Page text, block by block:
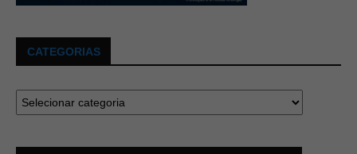
CATEGORIAS